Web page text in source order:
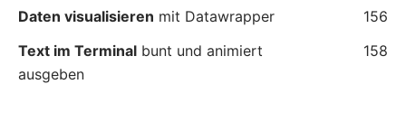
Daten visualisieren mit Datawrapper
156
Text im Terminal bunt und animiert
ausgeben
158